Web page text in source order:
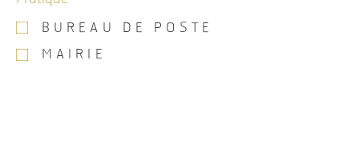
BUREAU DE POSTE
MAIRIE